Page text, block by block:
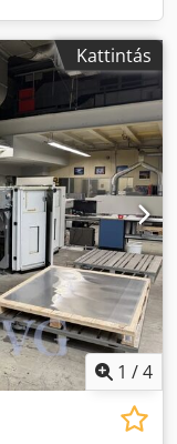
Kattintás
1 /4